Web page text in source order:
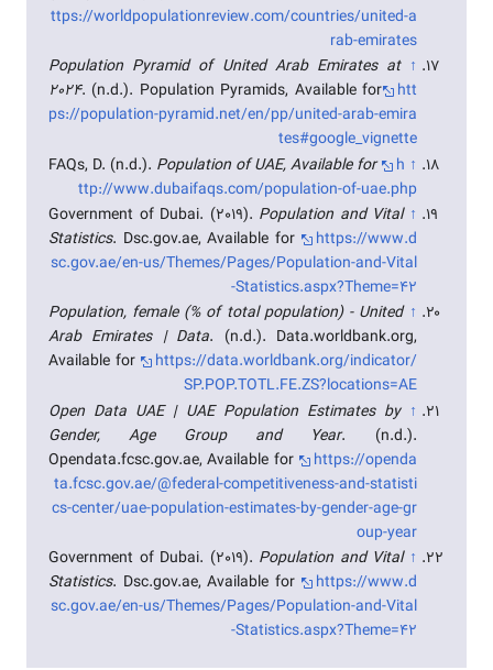
ttps://worldpopulationreview.com/countries/united-a
rab-emirates
↑
Population Pyramid of United Arab Emirates at
2024. (n.d.). Population Pyramids, Available for
htt
ps://population-pyramid.net/en/pp/united-arab-emira
tes#google_vignette
↑
FAQs, D. (n.d.). Population of UAE, Available for
h
ttp://www.dubaifaqs.com/population-of-uae.php
↑
Government of Dubai. (2019). Population and Vital
Statistics. Dsc.gov.ae, Available for
https://www.d
sc.gov.ae/en-us/Themes/Pages/Population-and-Vital
-Statistics.aspx?Theme=42
↑
Population, female (% of total population) - United
Arab Emirates | Data. (n.d.). Data.worldbank.org,
Available for
https://data.worldbank.org/indicator/
SP.POP.TOTL.FE.ZS?locations=AE
↑
Open Data UAE | UAE Population Estimates by
Gender, Age Group and Year. (n.d.).
Opendata.fcsc.gov.ae, Available for
https://openda
ta.fcsc.gov.ae/@federal-competitiveness-and-statisti
cs-center/uae-population-estimates-by-gender-age-gr
oup-year
↑
Government of Dubai. (2019). Population and Vital
Statistics. Dsc.gov.ae, Available for
https://www.d
sc.gov.ae/en-us/Themes/Pages/Population-and-Vital
-Statistics.aspx?Theme=42